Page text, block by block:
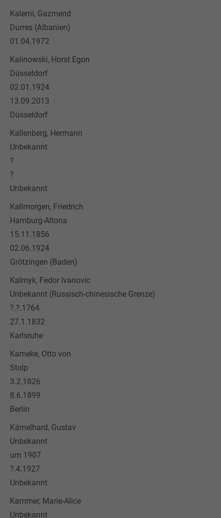
Kalemi, Gazmend
Durres (Albanien)
01.04.1972
Kalinowski, Horst Egon
Düsseldorf
02.01.1924
13.09.2013
Düsseldorf
Kallenberg, Hermann
Unbekannt
?
?
Unbekannt
Kallmorgen, Friedrich
Hamburg-Altona
15.11.1856
02.06.1924
Grötzingen (Baden)
Kalmyk, Fedor Ivanovic
Unbekannt (Russisch-chinesische Grenze)
?.?.1764
27.1.1832
Karlsruhe
Kameke, Otto von
Stolp
3.2.1826
8.6.1899
Berlin
Kámelhard, Gustav
Unbekannt
um 1907
?.4.1927
Unbekannt
Kammer, Marie-Alice
Unbekannt